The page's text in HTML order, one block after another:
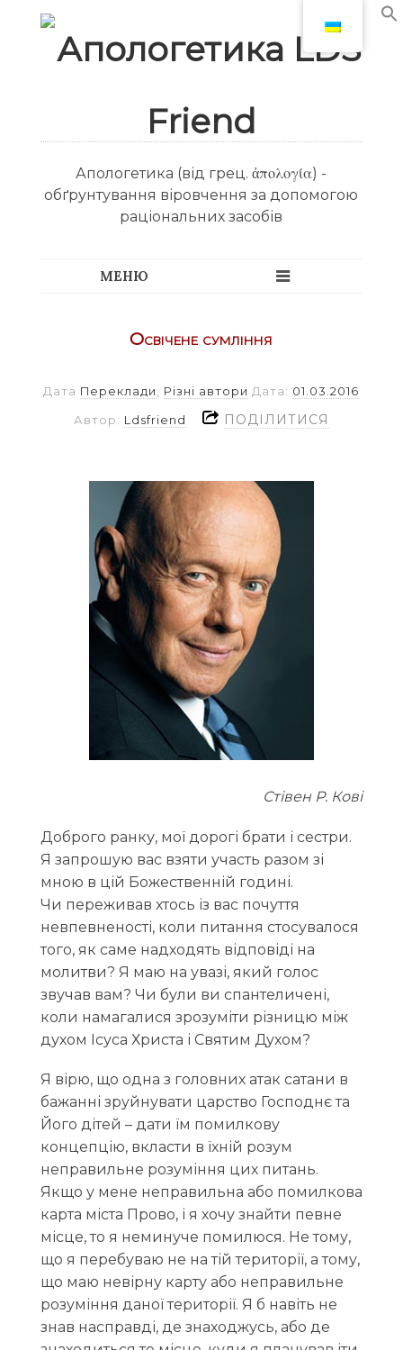
Апологетика (від грец. ἀπολογία) -
обґрунтування віровчення за допомогою
раціональних засобів
Освічене сумління
Дата Переклади , Різні автори Дата: 01.03.2016
Автор: Ldsfriend ПОДІЛИТИСЯ
Стівен Р. Кові
Доброго ранку, мої дорогі брати і сестри.
Я запрошую вас взяти участь разом зі
мною в цій Божественній годині.
Чи переживав хтось із вас почуття
невпевненості, коли питання стосувалося
того, як саме надходять відповіді на
молитви? Я маю на увазі, який голос
звучав вам? Чи були ви спантеличені,
коли намагалися зрозуміти різницю між
духом Ісуса Христа і Святим Духом?
Я вірю, що одна з головних атак сатани в
бажанні зруйнувати царство Господнє та
Його дітей – дати їм помилкову
концепцію, вкласти в їхній розум
неправильне розуміння цих питань.
Якщо у мене неправильна або помилкова
карта міста Прово, і я хочу знайти певне
місце, то я неминуче помилюся. Не тому,
що я перебуваю не на тій території, а тому,
що маю невірну карту або неправильне
розуміння даної території. Я б навіть не
знав насправді, де знаходжусь, або де